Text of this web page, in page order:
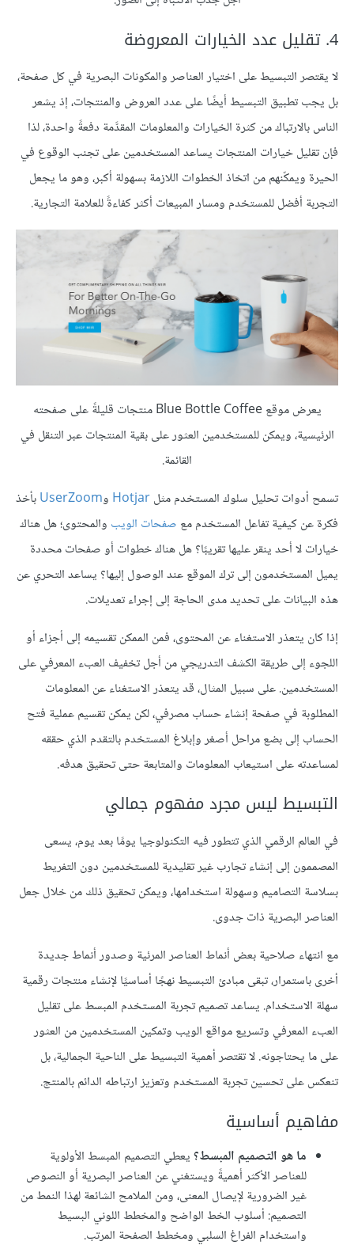
4. تقليل عدد الخيارات المعروضة
لا يقتصر التبسيط على اختيار العناصر والمكونات البصرية في كل صفحة،
بل يجب تطبيق التبسيط أيضًا على عدد العروض والمنتجات، إذ يشعر
الناس بالارتباك من كثرة الخيارات والمعلومات المقدَّمة دفعةً واحدة، لذا
فإن تقليل خيارات المنتجات يساعد المستخدمين على تجنب الوقوع في
الحيرة ويمكّنهم من اتخاذ الخطوات اللازمة بسهولة أكبر، وهو ما يجعل
التجربة أفضل للمستخدم ومسار المبيعات أكثر كفاءةً للعلامة التجارية.
يعرض موقع Blue Bottle Coffee منتجات قليلةً على صفحته
الرئيسية، ويمكن للمستخدمين العثور على بقية المنتجات عبر التنقل في
القائمة.
تسمح أدوات تحليل سلوك المستخدم مثلHotjar وUserZoomبأخذ
فكرة عن كيفية تفاعل المستخدم مع صفحات الويب والمحتوى؛ هل هناك
خيارات لا أحد ينقر عليها تقريبًا؟ هل هناك خطوات أو صفحات محددة
يميل المستخدمون إلى ترك الموقع عند الوصول إليها؟ يساعد التحري عن
هذه البيانات على تحديد مدى الحاجة إلى إجراء تعديلات.
إذا كان يتعذر الاستغناء عن المحتوى، فمن الممكن تقسيمه إلى أجزاء أو
اللجوء إلى طريقة الكشف التدريجي من أجل تخفيف العبء المعرفي على
المستخدمين. على سبيل المثال، قد يتعذر الاستغناء عن المعلومات
المطلوبة في صفحة إنشاء حساب مصرفي، لكن يمكن تقسيم عملية فتح
الحساب إلى بضع مراحل أصغر وإبلاغ المستخدم بالتقدم الذي حققه
لمساعدته على استيعاب المعلومات والمتابعة حتى تحقيق هدفه.
التبسيط ليس مجرد مفهوم جمالي
في العالم الرقمي الذي تتطور فيه التكنولوجيا يومًا بعد يوم، يسعى
المصممون إلى إنشاء تجارب غير تقليدية للمستخدمين دون التفريط
بسلاسة التصاميم وسهولة استخدامها، ويمكن تحقيق ذلك من خلال جعل
العناصر البصرية ذات جدوى.
مع انتهاء صلاحية بعض أنماط العناصر المرئية وصدور أنماط جديدة
أخرى باستمرار، تبقى مبادئ التبسيط نهجًا أساسيًا لإنشاء منتجات رقمية
سهلة الاستخدام. يساعد تصميم تجربة المستخدم المبسط على تقليل
العبء المعرفي وتسريع مواقع الويب وتمكين المستخدمين من العثور
على ما يحتاجونه. لا تقتصر أهمية التبسيط على الناحية الجمالية، بل
تنعكس على تحسين تجربة المستخدم وتعزيز ارتباطه الدائم بالمنتج.
مفاهيم أساسية
ما هو التصميم المبسط؟يعطي التصميم المبسط الأولوية
للعناصر الأكثر أهميةً ويستغني عن العناصر البصرية أو النصوص
غير الضرورية لإيصال المعنى، ومن الملامح الشائعة لهذا النمط من
التصميم: أسلوب الخط الواضح والمخطط اللوني البسيط
واستخدام الفراغ السلبي ومخطط الصفحة المرتب.